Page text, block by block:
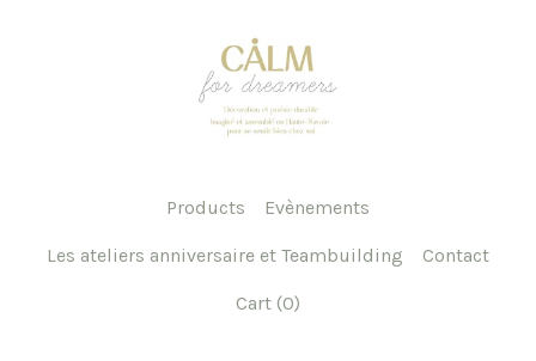
Products Evènements
Les ateliers anniversaire et Teambuilding Contact
Cart (0)